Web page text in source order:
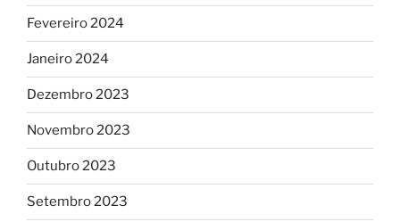
Fevereiro 2024
Janeiro 2024
Dezembro 2023
Novembro 2023
Outubro 2023
Setembro 2023